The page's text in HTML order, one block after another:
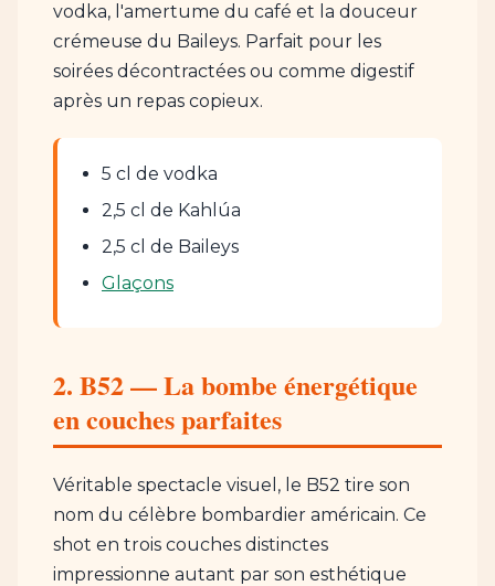
vodka, l'amertume du café et la douceur
crémeuse du Baileys. Parfait pour les
soirées décontractées ou comme digestif
après un repas copieux.
5 cl de vodka
2,5 cl de Kahlúa
2,5 cl de Baileys
Glaçons
2. B52 — La bombe énergétique
en couches parfaites
Véritable spectacle visuel, le B52 tire son
nom du célèbre bombardier américain. Ce
shot en trois couches distinctes
impressionne autant par son esthétique